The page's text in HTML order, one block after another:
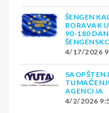
ŠENGEN
BORAVAK
90-180
4/17/2026
AGENCIJA
4/2/2026